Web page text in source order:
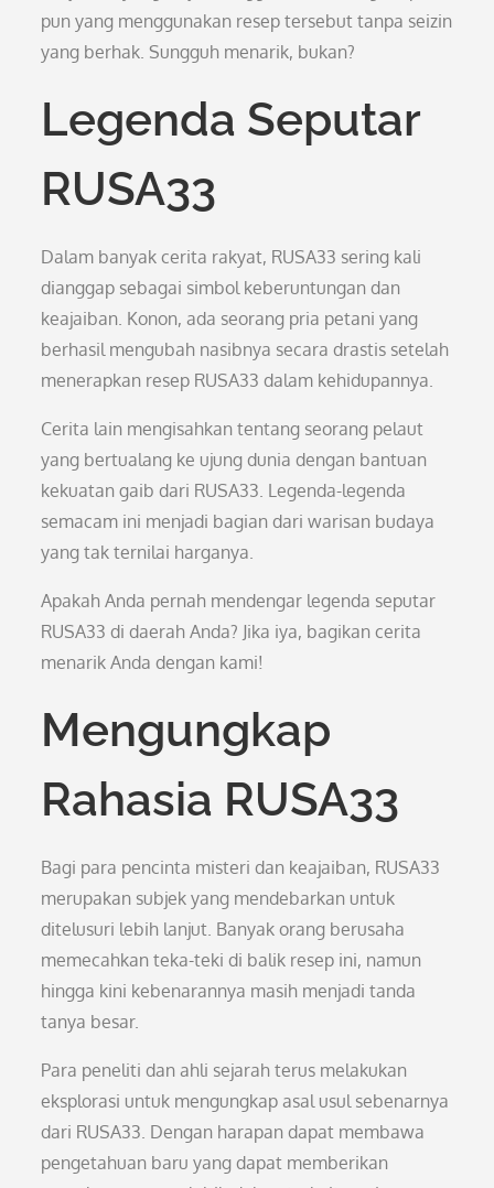
pun yang menggunakan resep tersebut tanpa seizin
yang berhak. Sungguh menarik, bukan?
Legenda Seputar
RUSA33
Dalam banyak cerita rakyat, RUSA33 sering kali
dianggap sebagai simbol keberuntungan dan
keajaiban. Konon, ada seorang pria petani yang
berhasil mengubah nasibnya secara drastis setelah
menerapkan resep RUSA33 dalam kehidupannya.
Cerita lain mengisahkan tentang seorang pelaut
yang bertualang ke ujung dunia dengan bantuan
kekuatan gaib dari RUSA33. Legenda-legenda
semacam ini menjadi bagian dari warisan budaya
yang tak ternilai harganya.
Apakah Anda pernah mendengar legenda seputar
RUSA33 di daerah Anda? Jika iya, bagikan cerita
menarik Anda dengan kami!
Mengungkap
Rahasia RUSA33
Bagi para pencinta misteri dan keajaiban, RUSA33
merupakan subjek yang mendebarkan untuk
ditelusuri lebih lanjut. Banyak orang berusaha
memecahkan teka-teki di balik resep ini, namun
hingga kini kebenarannya masih menjadi tanda
tanya besar.
Para peneliti dan ahli sejarah terus melakukan
eksplorasi untuk mengungkap asal usul sebenarnya
dari RUSA33. Dengan harapan dapat membawa
pengetahuan baru yang dapat memberikan